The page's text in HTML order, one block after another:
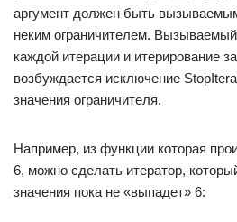
аргумент должен быть
неким ограничителем.
каждой итерации и итерирование
возбуждается исключение
значения ограничителя.
Например, из функции которая
6, можно сделать итератор,
значения пока не «выпадет» 6: